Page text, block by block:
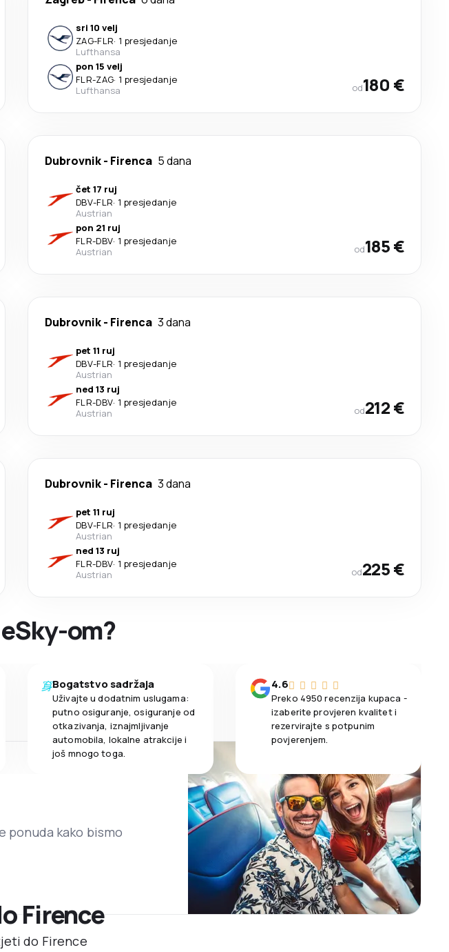
sri 10 velj
ZAG-FLR· 1 presjedanje
Lufthansa
pon 15 velj
FLR-ZAG· 1 presjedanje
Lufthansa
od180 €
Dubrovnik- Firenca 5 dana
čet 17 ruj
DBV-FLR· 1 presjedanje
Austrian
pon 21 ruj
FLR-DBV· 1 presjedanje
Austrian
od185 €
Dubrovnik- Firenca 3 dana
pet 11 ruj
DBV-FLR· 1 presjedanje
Austrian
ned 13 ruj
FLR-DBV· 1 presjedanje
Austrian
od212 €
Dubrovnik- Firenca 3 dana
pet 11 ruj
DBV-FLR· 1 presjedanje
Austrian
ned 13 ruj
FLR-DBV· 1 presjedanje
Austrian
od225 €
om?
Bogatstvo sadržaja
Uživajte u dodatnim uslugama:
putno osiguranje, osiguranje od
otkazivanja, iznajmljivanje
automobila, lokalne atrakcije i
još mnogo toga.
4.6
Preko 4950 recenzija kupaca -
izaberite provjeren kvalitet i
rezervirajte s potpunim
povjerenjem.
ponuda kako bismo
Firence
do Firence